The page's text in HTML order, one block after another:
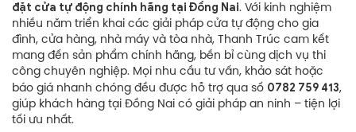
đặt cửa tự động chính hãng tại Đồng Nai. Với kinh nghiệm
nhiều năm triển khai các giải pháp cửa tự động cho gia
đình, cửa hàng, nhà máy và tòa nhà, Thanh Trúc cam kết
mang đến sản phẩm chính hãng, bền bỉ cùng dịch vụ thi
công chuyên nghiệp. Mọi nhu cầu tư vấn, khảo sát hoặc
báo giá nhanh chóng đều được hỗ trợ qua số 0782 759 413,
giúp khách hàng tại Đồng Nai có giải pháp an ninh – tiện lợi
tối ưu nhất.